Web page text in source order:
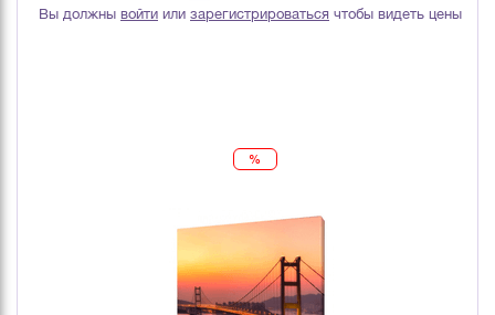
Вы должны войти или зарегистрироваться чтобы видеть цены
%